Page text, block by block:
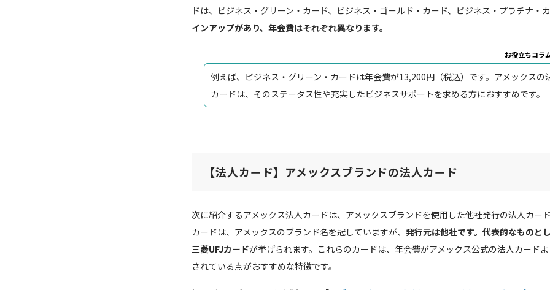
ドは、ビジネス・グリーン・カード、ビジネス・ゴールド・カード、ビジネス・プラチナ・
インアップがあり、年会費はそれぞれ異なります。
お役立ちコラ
例えば、ビジネス・グリーン・カードは年会費が13,200円（税込）です。アメックスの
カードは、そのステータス性や充実したビジネスサポートを求める方におすすめです。
【法人カード】アメックスブランドの法人カード
次に紹介するアメックス法人カードは、アメックスブランドを使用した他社発行の法人カー
カードは、アメックスのブランド名を冠していますが、 発行元は他社です。代表的なものと
三菱UFJカードが挙げられます。これらのカードは、年会費がアメックス公式の法人カード
されている点がおすすめな特徴です。